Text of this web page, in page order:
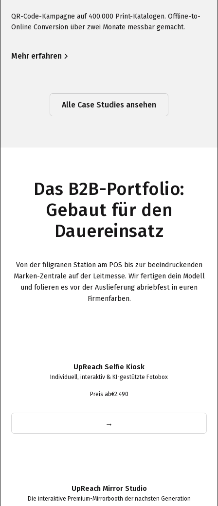
QR-Code-Kampagne auf 400.000 Print-Katalogen. Offline-to-
Online Conversion über zwei Monate messbar gemacht.
Mehr erfahren
Alle Case Studies ansehen
Das B2B-Portfolio:
Gebaut für den
Dauereinsatz
Von der filigranen Station am POS bis zur beeindruckenden
Marken-Zentrale auf der Leitmesse. Wir fertigen dein Modell
und folieren es vor der Auslieferung abriebfest in euren
Firmenfarben.
UpReach Selfie Kiosk
Individuell, interaktiv & KI-gestützte Fotobox
Preis ab€2.490
→
UpReach Mirror Studio
Die interaktive Premium-Mirrorbooth der nächsten Generation